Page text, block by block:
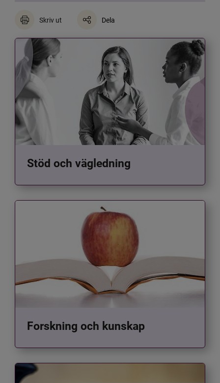
Skriv ut Dela
Stöd och vägledning
Forskning och kunskap